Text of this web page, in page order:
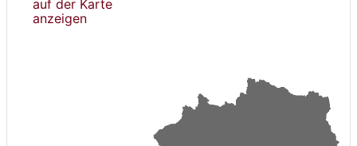
auf der Karte
anzeigen